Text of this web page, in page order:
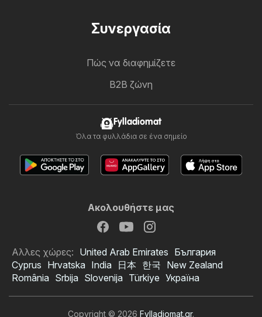
Συνεργασία
Πώς να διαφημίζετε
B2B ζώνη
Fylladiomat
Όλα τα φυλλάδια σε ένα σημείο
Ακολουθήστε μας
Αλλες χώρες: United Arab Emirates България
Cyprus Hrvatska India 日本 한국 New Zealand
România Srbija Slovenija Türkiye Україна
Copyright © 2026 Fylladiomat.gr.